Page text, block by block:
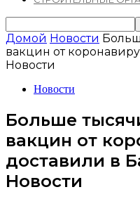
Домой Новости
вакцин от
Новости
Новости
Больше
вакцин от
доставили в
Новости